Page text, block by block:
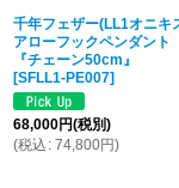
千年フェザー(LL1オニキ
アローフックペンダント
『チェーン50cm』
[SFLL1-PE007]
68,000円(税別)
(税込 : 74,800円)